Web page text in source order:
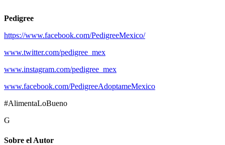
Pedigree
https://www.facebook.com/PedigreeMexico/
www.twitter.com/pedigree_mex
www.instagram.com/pedigree_mex
www.facebook.com/PedigreeAdoptameMexico
#AlimentaLoBueno
G
Sobre el Autor